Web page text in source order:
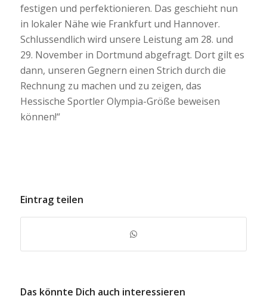
festigen und perfektionieren. Das geschieht nun
in lokaler Nähe wie Frankfurt und Hannover.
Schlussendlich wird unsere Leistung am 28. und
29. November in Dortmund abgefragt. Dort gilt es
dann, unseren Gegnern einen Strich durch die
Rechnung zu machen und zu zeigen, das
Hessische Sportler Olympia-Größe beweisen
können!“
Eintrag teilen
Das könnte Dich auch interessieren